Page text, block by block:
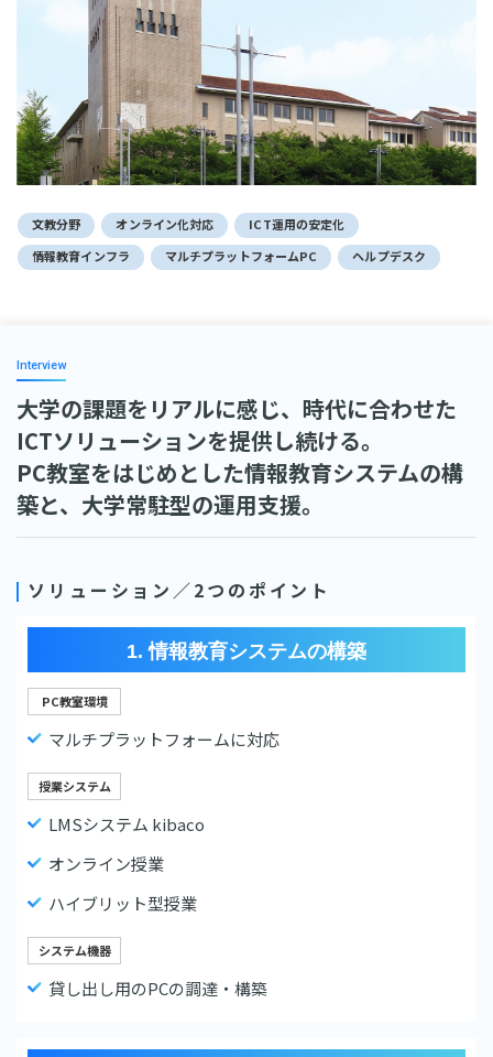
文教分野 オンライン化対応
ICT運用の安定化
情報教育インフラ
マルチプラットフォームPC ヘルプデスク
Interview
大学の課題をリアルに感じ、時代に合わせた
ICTソリューションを提供し続ける。
PC教室をはじめとした情報教育システムの構
築と、大学常駐型の運用支援。
ソリューション／2つのポイント
1. 情報教育システムの構築
PC教室環境
マルチプラットフォームに対応
授業システム
LMSシステム kibaco
オンライン授業
ハイブリット型授業
システム機器
貸し出し用のPCの調達・構築